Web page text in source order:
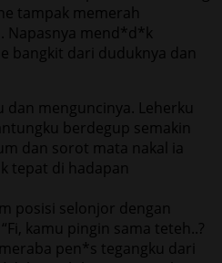
tampak memerah
Napasnya mend*d*k
bangkit dari duduknya dan
menguncinya. Leherku
berdegup semakin
dan sorot mata nakal ia
tepat di hadapan
posisi selonjor dengan
kamu pingin sama teteh..?
pen*s tegangku dari